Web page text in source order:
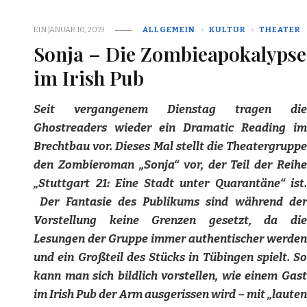
EINJANUAR 10, 2019 ALLGEMEIN KULTUR THEATER
Sonja – Die Zombieapokalypse
im Irish Pub
Seit vergangenem Dienstag tragen die
Ghostreaders wieder ein Dramatic Reading im
Brechtbau vor. Dieses Mal stellt die Theatergruppe
den Zombieroman „Sonja“ vor, der Teil der Reihe
„Stuttgart 21: Eine Stadt unter Quarantäne“ ist.
Der Fantasie des Publikums sind während der
Vorstellung keine Grenzen gesetzt, da die
Lesungen der Gruppe immer authentischer werden
und ein Großteil des Stücks in Tübingen spielt. So
kann man sich bildlich vorstellen, wie einem Gast
im Irish Pub der Armausgerissen wird –mit „lauten